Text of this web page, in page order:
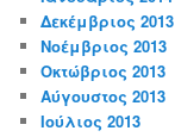
Δεκέμβριος 2013
Νοέμβριος 2013
Οκτώβριος 2013
Αύγουστος 2013
Ιούλιος 2013